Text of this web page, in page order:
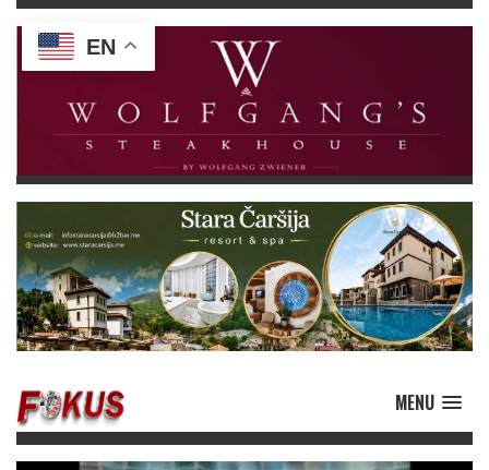
MENU
EN